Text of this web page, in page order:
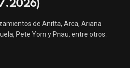
de Anitta, Arca, Ariana
Pete Yorn y Pnau, entre otros.